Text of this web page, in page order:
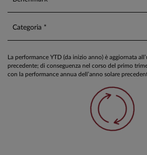
Categoria *
La performance YTD (da inizio anno) è aggiornata
precedente; di conseguenza nel corso del primo
con la performance annua dell’anno solare